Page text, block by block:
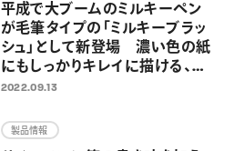
平成で大ブームのミルキーペン
が毛筆タイプの「ミルキーブラッ
シュ」として新登場 濃い色の紙
にもしっかりキレイに描ける、心
ときめくパステルカラー筆ペン
2022.09.13
製品情報